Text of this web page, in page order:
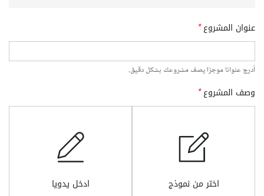
عنوان المشروع*
أدرج عنوانا موجزا يصف مشروعك بشكل دقيق.
وصف المشروع*
اختر من نموذج
ادخل يدويا